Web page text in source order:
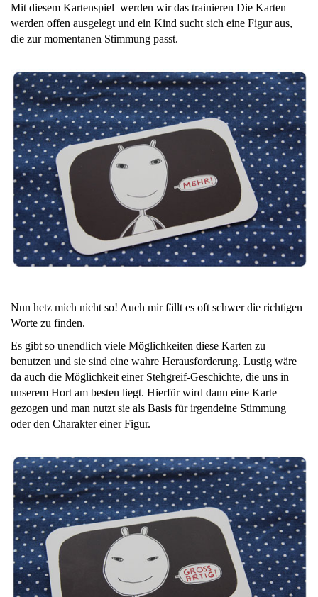
Mit diesem Kartenspiel werden wir das trainieren Die Karten
werden offen ausgelegt und ein Kind sucht sich eine Figur aus,
die zur momentanen Stimmung passt.
Nun hetz mich nicht so! Auch mir fällt es oft schwer die richtigen
Worte zu finden.
Es gibt so unendlich viele Möglichkeiten diese Karten zu
benutzen und sie sind eine wahre Herausforderung. Lustig wäre
da auch die Möglichkeit einer Stehgreif-Geschichte, die uns in
unserem Hort am besten liegt. Hierfür wird dann eine Karte
gezogen und man nutzt sie als Basis für irgendeine Stimmung
oder den Charakter einer Figur.